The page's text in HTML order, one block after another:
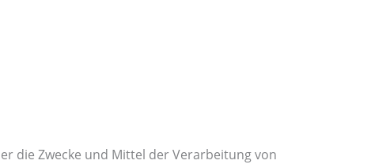
die Zwecke und Mittel der Verarbeitung von